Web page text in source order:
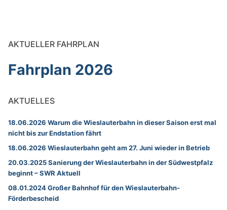
AKTUELLER FAHRPLAN
Fahrplan 2026
AKTUELLES
18.06.2026 Warum die Wieslauterbahn in dieser Saison erst mal
nicht bis zur Endstation fährt
18.06.2026 Wieslauterbahn geht am 27. Juni wieder in Betrieb
20.03.2025 Sanierung der Wieslauterbahn in der Südwestpfalz
beginnt – SWR Aktuell
08.01.2024 Großer Bahnhof für den Wieslauterbahn-
Förderbescheid